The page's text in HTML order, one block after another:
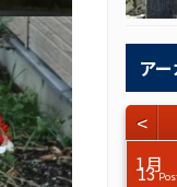
ア
<
1月
13
3月
15 Posts
4月
3月
17 Posts
4月
3月
17 Posts
4月
3月
14 Posts
4月
3月
14 Posts
4月
3月
15 Posts
4月
3月
14 Posts
4月
3月
12 Posts
4月
3月
14 Posts
4月
3月
15 Posts
4月
3月
1 Post
4月
3月
0 Posts
4月
3月
0 Posts
4月
3月
3 Posts
4月
3月
0 Posts
4月
3月
0 Posts
4月